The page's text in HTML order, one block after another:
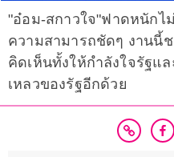
"อ๋อม-สกาวใจ"ฟาดหนักไ
ความสามารถชัดๆ งานนี้
คิดเห็นทั้งให้กำลังใจรัฐแ
เหลวของรัฐอีกด้วย